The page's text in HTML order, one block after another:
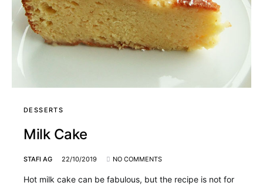
DESSERTS
Milk Cake
STAFI AG 22/10/2019 NO COMMENTS
Hot milk cake can be fabulous, but the recipe is not for